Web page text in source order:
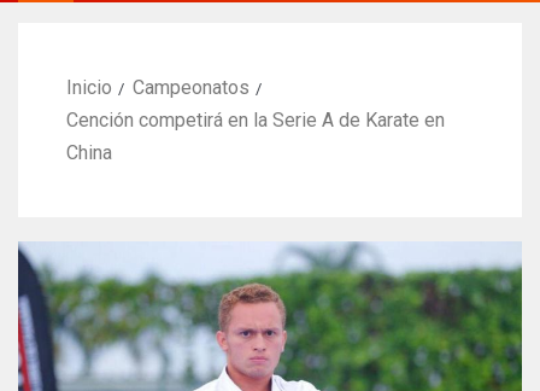
Inicio
Campeonatos
Cención competirá en la Serie A de Karate en
China